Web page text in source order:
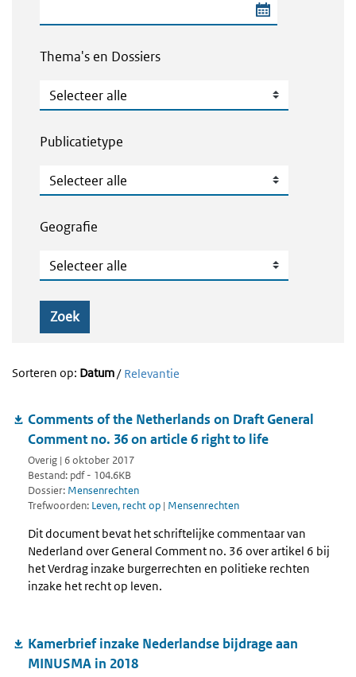
Thema's en Dossiers
Thema's en Dossiers
Publicatietype
Publicatietype
Geografie
Geografie
Zoek
Sorteren op: Datum/ Relevantie
Comments of the Netherlands on Draft General
Comment no. 36 on article 6 right to life
Overig | 6 oktober 2017
Bestand: pdf - 104.6KB
Dossier: Mensenrechten
Trefwoorden: Leven, recht op | Mensenrechten
Dit document bevat het schriftelijke commentaar van
Nederland over General Comment no. 36 over artikel 6 bij
het Verdrag inzake burgerrechten en politieke rechten
inzake het recht op leven.
Kamerbrief inzake Nederlandse bijdrage aan
MINUSMA in 2018